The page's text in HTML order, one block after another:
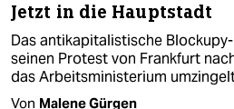
Jetzt in die Hauptstadt
Das antikapitalistische
seinen Protest von Frankfurt
das Arbeitsministerium
Von Malene Gürgen